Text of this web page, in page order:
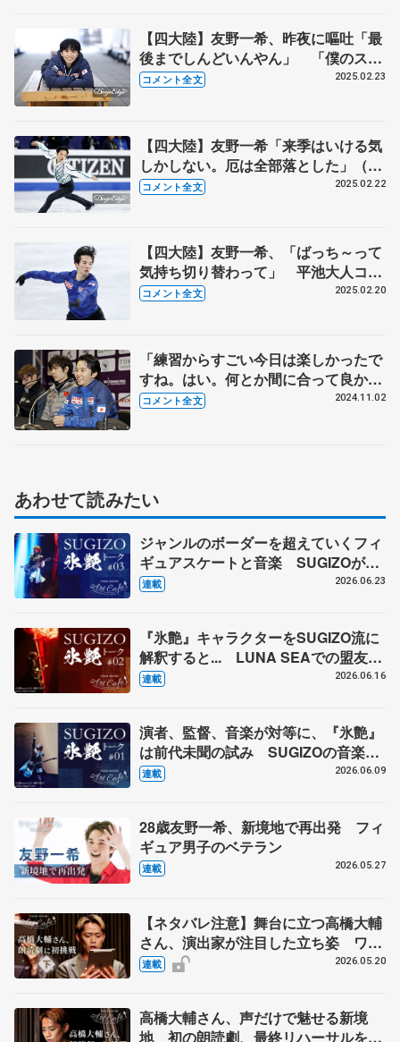
【四大陸】友野一希、昨夜に嘔吐「最
後までしんどいんやん」 「僕のスケ
ート人生、ミラノから始まった」 5
コメント全文 2025.02.23
【四大陸】友野一希「来季はいける気
しかしない。厄は全部落とした」（男
子フリー後コメント全文）
コメント全文 2025.02.22
【四大陸】友野一希、「ばっち～って
気持ち切り替わって」 平池大人コー
チの言葉でスランプから 5年前と同
コメント全文 2025.02.20
「練習からすごい今日は楽しかったで
すね。はい。何とか間に合って良かっ
たです」 友野一希 フランス大会Ｓ
コメント全文 2024.11.02
あわせて読みたい
ジャンルのボーダーを超えていくフィ
ギュアスケートと音楽 SUGIZOが愛
してやまないプリンスの型破り
連載 2026.06.23
『氷艶』キャラクターをSUGIZO流に
解釈すると... LUNA SEAでの盟友真
矢はサントラが最後の録音に
連載 2026.06.16
演者、監督、音楽が対等に、『氷艶』
は前代未聞の試み SUGIZOの音楽キ
ャリアの集大成に
連載 2026.06.09
28歳友野一希、新境地で再出発 フィ
ギュア男子のベテラン
連載 2026.05.27
【ネタバレ注意】舞台に立つ高橋大輔
さん、演出家が注目した立ち姿 ワー
クショップでの出会い 【Love and
連載 2026.05.20
高橋大輔さん、声だけで魅せる新境
地 初の朗読劇、最終リハーサルを取